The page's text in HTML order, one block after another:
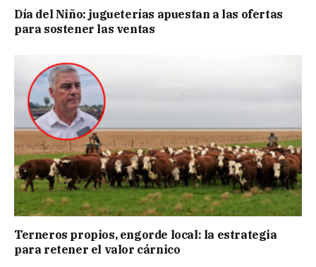
Día del Niño: jugueterías apuestan a las ofertas
para sostener las ventas
Terneros propios, engorde local: la estrategia
para retener el valor cárnico